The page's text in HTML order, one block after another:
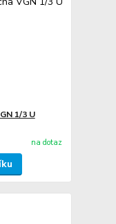
1/3 U
na dotaz